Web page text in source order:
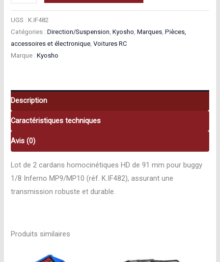
de
Kyosho
Cardans
homocinétiques
HD
Kyosho
K.IF482
UGS :K.IF482
Catégories :Direction/Suspension ,Kyosho ,Marques ,Pièces,
accessoires et électronique ,Voitures RC
Marque :Kyosho
Description
Caractéristiques techniques
Avis (0)
Lot de 2 cardans homocinétiques HD de 91 mm pour buggy
1/8 Inferno MP9/MP10 (réf. K.IF482), assurant une
transmission robuste et durable.
Produits similaires